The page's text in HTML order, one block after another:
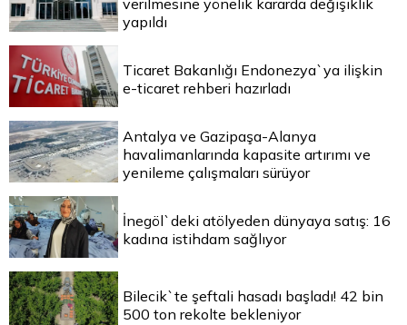
verilmesine yönelik kararda değişiklik
yapıldı
Ticaret Bakanlığı Endonezya`ya ilişkin
e-ticaret rehberi hazırladı
Antalya ve Gazipaşa-Alanya
havalimanlarında kapasite artırımı ve
yenileme çalışmaları sürüyor
İnegöl`deki atölyeden dünyaya satış: 16
kadına istihdam sağlıyor
Bilecik`te şeftali hasadı başladı! 42 bin
500 ton rekolte bekleniyor